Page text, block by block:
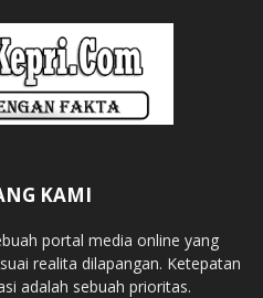
KAMI
portal media online yang
realita dilapangan. Ketepatan
adalah sebuah prioritas.